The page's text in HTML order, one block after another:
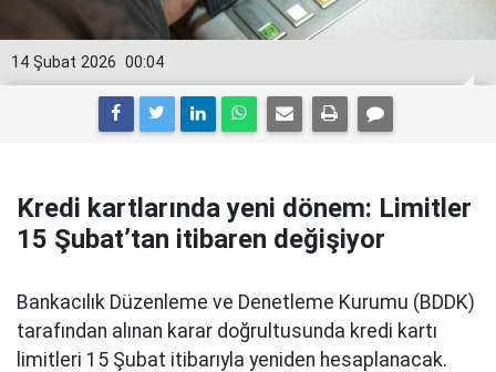
00:04
14 Şubat 2026
Kredi kartlarında yeni dönem: Limitler
15 Şubat’tan itibaren değişiyor
Bankacılık Düzenleme ve Denetleme Kurumu (BDDK)
tarafından alınan karar doğrultusunda kredi kartı
limitleri 15 Şubat itibarıyla yeniden hesaplanacak.